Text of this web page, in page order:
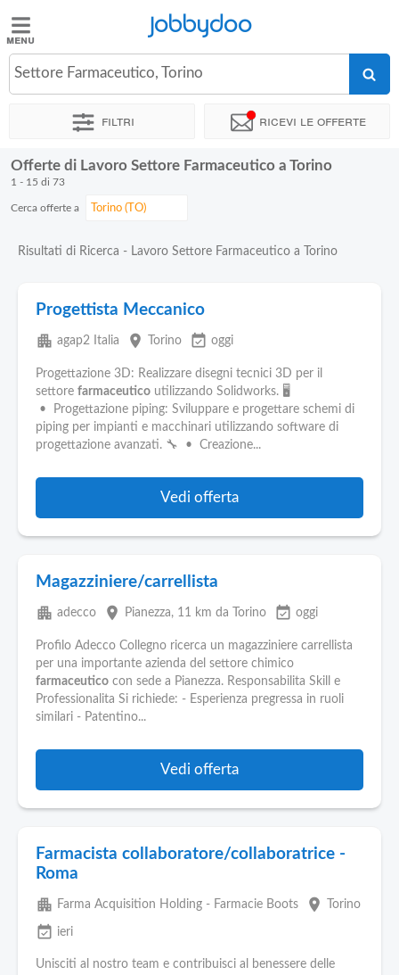
Jobbydoo
Offerte
Stipendi
professioni
Blog
Pubblica
Offerte
Area
Jobbydoo
Settore Farmaceutico, Torino
Filtri Ricevi le offerte
Offerte di Lavoro Settore Farmaceutico a Torino
1 - 15 di 73
Cerca offerte a
Risultati di Ricerca - Lavoro Settore Farmaceutico a Torino
Progettista Meccanico
apartment agap2 Italia place Torino event_available oggi
Progettazione 3D: Realizzare disegni tecnici 3D per il
settore farmaceutico utilizzando Solidworks. 🖥️
• Progettazione piping: Sviluppare e progettare schemi di
piping per impianti e macchinari utilizzando software di
progettazione avanzati. 🔧 • Creazione...
Vedi offerta
Magazziniere/carrellista
apartment adecco place Pianezza, 11 km da Torino event_available oggi
Profilo Adecco Collegno ricerca un magazziniere carrellista
per una importante azienda del settore chimico
farmaceutico con sede a Pianezza. Responsabilita Skill e
Professionalita Si richiede: - Esperienza pregressa in ruoli
similari - Patentino...
Vedi offerta
Farmacista collaboratore/collaboratrice -
Roma
apartment Farma Acquisition Holding - Farmacie Boots place Torino
event_available ieri
Unisciti al nostro team e contribuisci al benessere delle